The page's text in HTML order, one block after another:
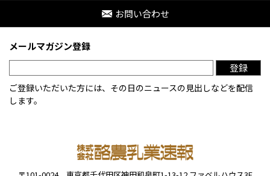
お問い合わせ
メールマガジン登録
登録
ご登録いただいた方には、その日のニュースの見出しなどを配信
します。